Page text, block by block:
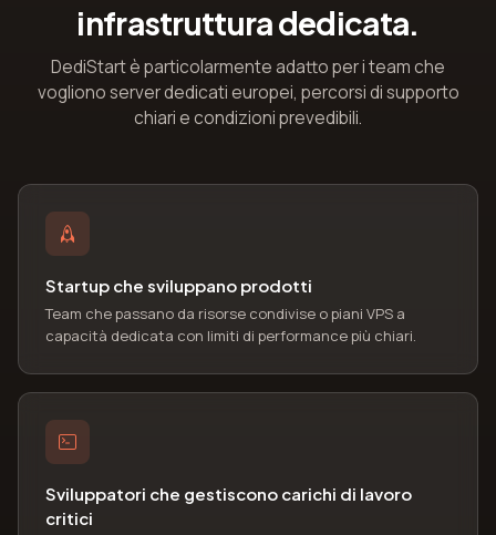
infrastruttura dedicata.
DediStart è particolarmente adatto per i team che
vogliono server dedicati europei, percorsi di supporto
chiari e condizioni prevedibili.
Startup che sviluppano prodotti
Team che passano da risorse condivise o piani VPS a
capacità dedicata con limiti di performance più chiari.
Sviluppatori che gestiscono carichi di lavoro
critici